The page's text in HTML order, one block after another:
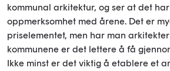
kommunal arkitektur, og ser at det
oppmerksomhet med årene. Det er
priselementet, men har man
kommunene er det lettere å få
Ikke minst er det viktig å etablere et